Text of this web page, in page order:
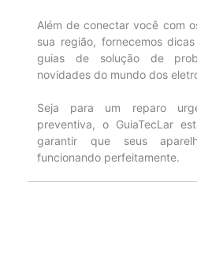
Além de conectar você com
sua região, fornecemos
guias de solução de
novidades do mundo dos
Seja para um reparo
preventiva, o GuiaTecLar
garantir que seus
funcionando perfeitamente.